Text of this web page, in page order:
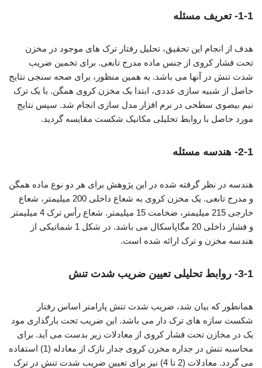
1-1- تعریف مسئله
هدف از انجام این تحقیق، تحلیل رفتار ترک های موجود در مخزن
تحت فشار کروی از جنس ماده مدرج تابعی. برای تخمین ضریب
شدت تنش در آنها می باشد. به همین منظور، برای صحه سنجی نتایج
حاصل از شبیه سازی عددی، ابتدا یک مخزن کروی همگن. با یک ترک
نیم بیضوی سطحی در نرم افزار مدل سازی انجام شد. سپس نتایج
مورد حاصل با روابط تحلیلی مکانیک شکست مقایسه گردید.
2-1- هندسه مسئله
هندسه در نظر گرفته شده در این پژوهش برای هر دو نوع ماده همگن
و مدرج تابعی. یک مخزن کروی به شعاع داخلی 200 میلیمتر، شعاع
خارجی 215 میلیمتر، ضخامت 15 میلیمتر. شعاع رأس ترک 4 میلیمتر
و فشار داخلی 20 مگاپاسکال می باشد. در شکل 1 شماتیکی از
هندسه مخزن و ترک ارائه شده است.
3-1- روابط تحلیلی تعیین ضریب شدت تنش
همانطور که بیان شد، ضریب شدت تنش پارامتر اساس رفتار
شکست سازه های ترک دار می باشد. این ضریب تحت بارگذاری مود
یک در مخازن تحت فشار کروی از معادلات زیر بدست می آید. برای
محاسبه تنش در جداره مخزن کروی جدار نازک از معادله (1) استفاده
می گردد. معادلات (2 تا 4) نیز برای تعیین ضریب شدت تنش در ترک